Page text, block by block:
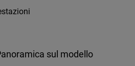
sul modello